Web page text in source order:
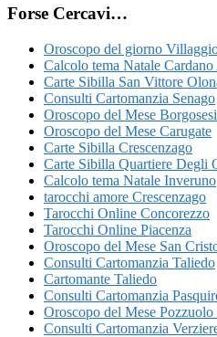
Forse Cercavi…
Oroscopo del giorno
Calcolo tema Natale
Carte Sibilla San Vittore
Consulti Cartomanzia Senago
Oroscopo del Mese
Oroscopo del Mese Carugate
Carte Sibilla Crescenzago
Carte Sibilla Quartiere Degli
Calcolo tema Natale Inveruno
tarocchi amore Crescenzago
Tarocchi Online Concorezzo
Tarocchi Online Piacenza
Oroscopo del Mese San
Consulti Cartomanzia Taliedo
Cartomante Taliedo
Consulti Cartomanzia
Oroscopo del Mese Pozzuolo
Consulti Cartomanzia